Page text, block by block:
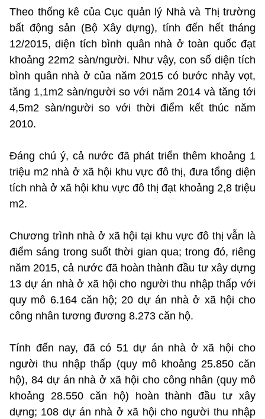
Theo thống kê của Cục quản lý Nhà và Thị trường
bất động sản (Bộ Xây dựng), tính đến hết tháng
12/2015, diện tích bình quân nhà ở toàn quốc đạt
khoảng 22m2 sàn/người. Như vậy, con số diện tích
bình quân nhà ở của năm 2015 có bước nhảy vọt,
tăng 1,1m2 sàn/người so với năm 2014 và tăng tới
4,5m2 sàn/người so với thời điểm kết thúc năm
2010.
Đáng chú ý, cả nước đã phát triển thêm khoảng 1
triệu m2 nhà ở xã hội khu vực đô thị, đưa tổng diện
tích nhà ở xã hội khu vực đô thị đạt khoảng 2,8 triệu
m2.
Chương trình nhà ở xã hội tại khu vực đô thị vẫn là
điểm sáng trong suốt thời gian qua; trong đó, riêng
năm 2015, cả nước đã hoàn thành đầu tư xây dựng
13 dự án nhà ở xã hội cho người thu nhập thấp với
quy mô 6.164 căn hộ; 20 dự án nhà ở xã hội cho
công nhân tương đương 8.273 căn hộ.
Tính đến nay, đã có 51 dự án nhà ở xã hội cho
người thu nhập thấp (quy mô khoảng 25.850 căn
hộ), 84 dự án nhà ở xã hội cho công nhân (quy mô
khoảng 28.550 căn hộ) hoàn thành đầu tư xây
dựng; 108 dự án nhà ở xã hội cho người thu nhập